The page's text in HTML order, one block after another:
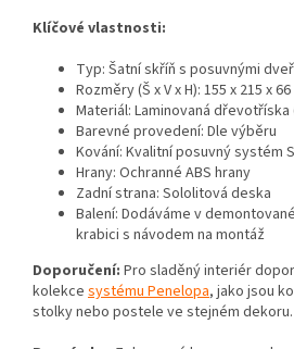
Klíčové vlastnosti:
Typ: Šatní skříň s posuvnými
Rozměry (Š x V x H): 155 x 215 x
Materiál: Laminovaná dřevotříska
Barevné provedení: Dle výběru
Kování: Kvalitní posuvný systém
Hrany: Ochranné ABS hrany
Zadní strana: Sololitová deska
Balení: Dodáváme v
krabici s návodem na montáž
Doporučení: Pro sladěný interiér
kolekce systému Penelopa, jako jsou
stolkynebo postele ve stejném dekoru.